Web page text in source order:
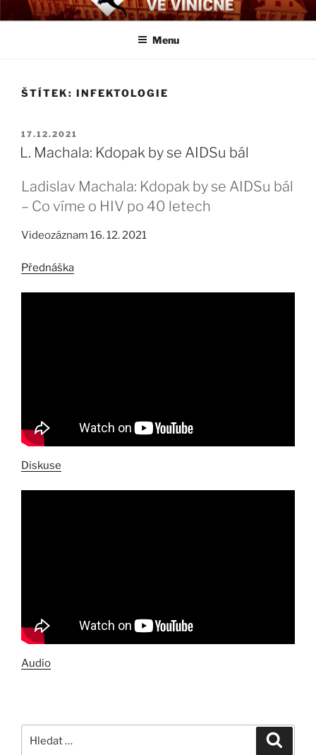
k
BIOLOGICKÉ ČTVRTKY VE
Určeno všem zájemcům o evoluci a obecnější biologická témata
Menu
ŠTÍTEK: INFEKTOLOGIE
PUBLIKOVÁNO
17.12.2021
L. Machala: Kdopak by se AIDSu bál
Ladislav Machala: Kdopak by se AIDSu bál
– Co víme o HIV po 40 letech
Videozáznam 16. 12. 2021
Přednáška
Diskuse
Audio